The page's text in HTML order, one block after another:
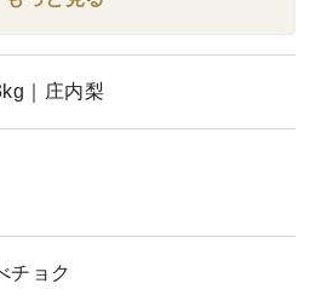
水は、
っておりません。
頃から順次発送予定）」につき
めながら発送を開始いたしま
｜庄内梨
チョク